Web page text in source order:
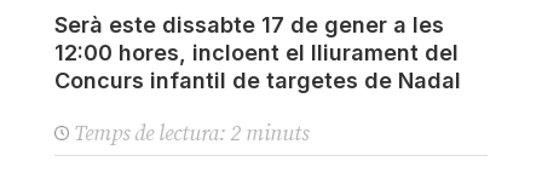
Serà este dissabte 17 de gener a les
12:00 hores, incloent el lliurament del
Concurs infantil de targetes de Nadal
Temps de lectura: 2 minuts